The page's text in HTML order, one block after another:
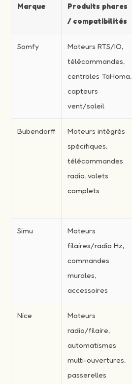
Marque
Produits phares
/ compatibilités
Somfy
Moteurs RTS/IO,
télécommandes,
centrales TaHoma,
capteurs
vent/soleil
Bubendorff
Moteurs intégrés
spécifiques,
télécommandes
radio, volets
complets
Simu
Moteurs
filaires/radio Hz,
commandes
murales,
accessoires
Nice
Moteurs
radio/filaire,
automatismes
multi-ouvertures,
passerelles